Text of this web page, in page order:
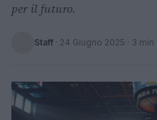
per il futuro.
Staff · 24 Giugno 2025 · 3 min